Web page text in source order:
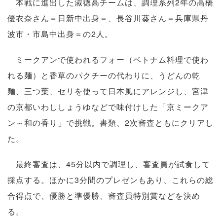
本戦に進出した淑徳高チームは、調理系列2年の高橋
優衣奈さん＝日新中出身＝、長谷川葵さん＝兵庫県丹
波市・市島中出身＝の2人。
ミークアンで使われるフォー（ベトナム料理で使わ
れる麺）と香草のパクチーの代わりに、うどんの乾
麺、三つ葉、セリを使って日本風にアレンジし、宮津
の京都いわししょうゆなどで味付けした「京ミークア
ン～和の香り」で挑戦。書類、2次審査ともにクリアし
た。
最終審査は、45分以内で調理し、審査員が試食して
採点する。ほかに3分間のプレゼンもあり、これらの総
合得点で、優勝と準優勝、審査員特別賞などを決め
る。